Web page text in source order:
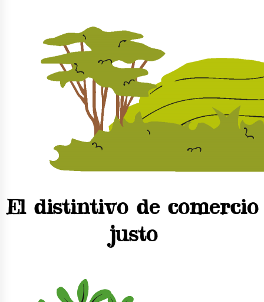
El distintivo de comercio
justo